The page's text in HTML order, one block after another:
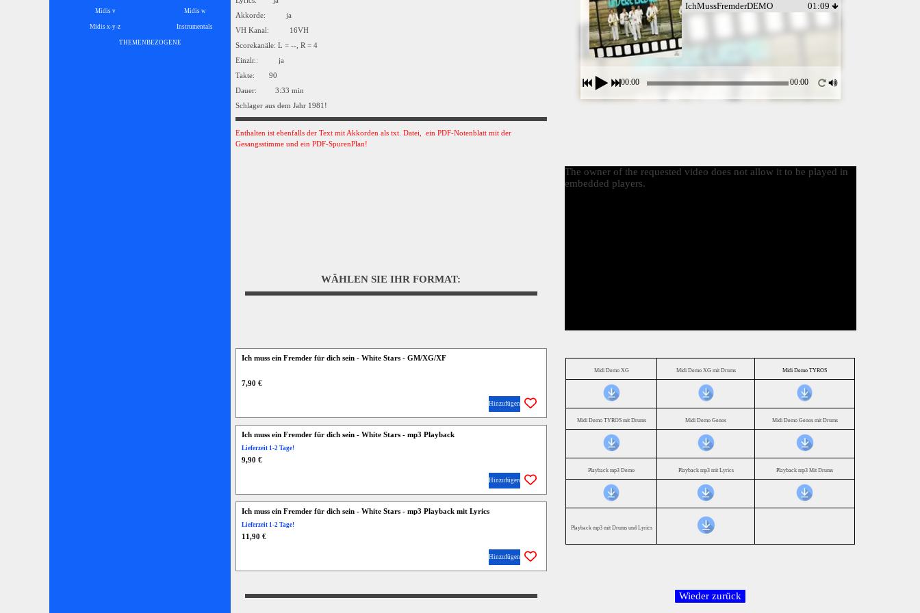
Midis v Midis w
Midis x-y-z Instrumentals
THEMENBEZOGENE ▼
Akkorde: ja
VH Kanal: 16VH
Scorekanäle: L = --, R = 4
Einzlr.: ja
Takte: 90
Dauer: 3:33 min
Schlager aus dem Jahr 1981!
Enthalten ist ebenfalls der Text mit Akkorden als txt. Datei, ein PDF-Notenblatt mit der
Gesangsstimme und ein PDF-SpurenPlan!
IchMussFremderDEMO 01:09
00:00 00:00
WÄHLEN SIE IHR FORMAT:
The owner of the requested video does not allow it to be played in
embedded players.
Ich muss ein Fremder für dich sein - White Stars - GM/XG/XF
7,90 €
Hinzufügen
Ich muss ein Fremder für dich sein - White Stars - mp3 Playback
Lieferzeit 1-2 Tage!
9,90 €
Hinzufügen
Ich muss ein Fremder für dich sein - White Stars - mp3 Playback mit Lyrics
Lieferzeit 1-2 Tage!
11,90 €
Hinzufügen
Midi Demo XG Midi Demo XG mit Drums Midi Demo TYROS
Midi Demo TYROS mit Drums Midi Demo Genos Midi Demo Genos mit Drums
Playback mp3 Demo Playback mp3 mit Lyrics Playback mp3 Mit Drums
Playback mp3 mit Drums und Lyrics